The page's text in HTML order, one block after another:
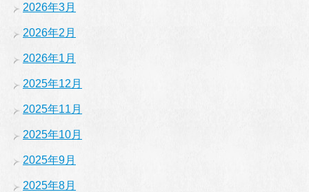
2026年3月
2026年2月
2026年1月
2025年12月
2025年11月
2025年10月
2025年9月
2025年8月